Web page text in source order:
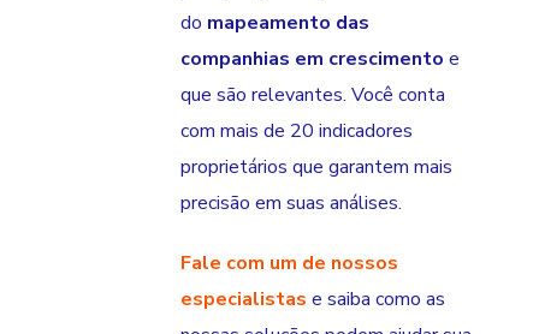
do mapeamento das
companhias em crescimento e
que são relevantes. Você conta
com mais de 20 indicadores
proprietários que garantem mais
precisão em suas análises.
Fale com um de nossos
especialistas e saiba como as